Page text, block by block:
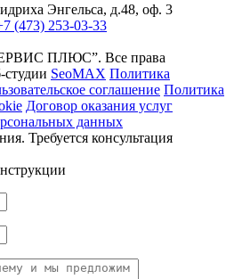
Энгельса, д.48, оф. 3
(473) 253-03-33
ПЛЮС”. Все права
SeoMAX Политика
соглашение Политика
Договор оказания услуг
данных
Требуется консультация